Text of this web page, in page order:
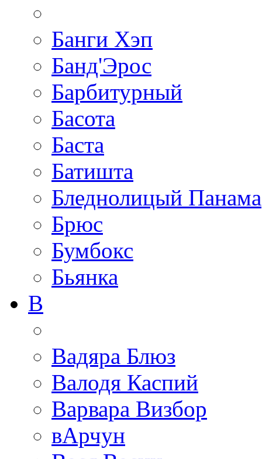
Банги Хэп
Банд'Эрос
Барбитурный
Басота
Баста
Батишта
Бледнолицый Панама
Брюс
Бумбокс
Бьянка
В
Вадяра Блюз
Валодя Каспий
Варвара Визбор
вАрчун